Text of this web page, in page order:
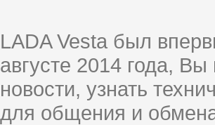
LADA Vesta был
августе 2014 года,
новости, узнать
для общения и